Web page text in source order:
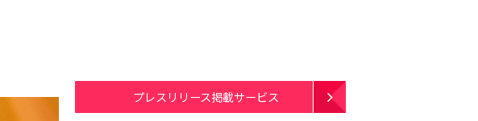
プレスリリース掲載サービス